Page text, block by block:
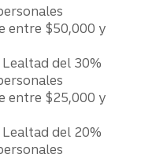
entre $50,000 y
del 30%
entre $25,000 y
del 20%